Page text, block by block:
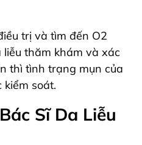
trị và tìm đến O2
liễu thăm khám và xác
thì tình trạng mụn của
kiểm soát.
Sĩ Da Liễu